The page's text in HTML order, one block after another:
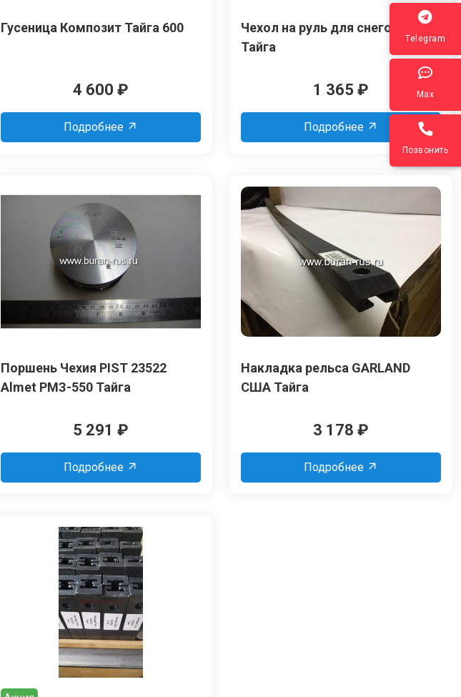
Telegram
Max
Позвонить
Гусеница Композит Тайга 600
4 600 ₽
Подробнее
Чехол на руль для снегохода
Тайга
1 365 ₽
Подробнее
Поршень Чехия PIST 23522
Almet РМЗ-550 Тайга
5 291 ₽
Подробнее
Накладка рельса GARLAND
США Тайга
3 178 ₽
Подробнее